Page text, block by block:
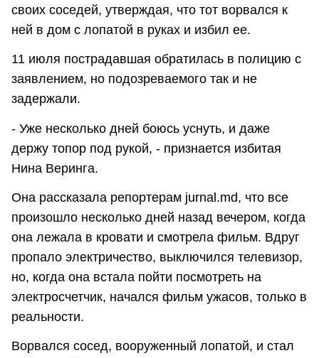
своих соседей, утверждая, что тот ворвался к
ней в дом с лопатой в руках и избил ее.
11 июля пострадавшая обратилась в полицию с
заявлением, но подозреваемого так и не
задержали.
- Уже несколько дней боюсь уснуть, и даже
держу топор под рукой, - признается избитая
Нина Веринга.
Она рассказала репортерам jurnal.md, что все
произошло несколько дней назад вечером, когда
она лежала в кровати и смотрела фильм. Вдруг
пропало электричество, выключился телевизор,
но, когда она встала пойти посмотреть на
электросчетчик, начался фильм ужасов, только в
реальности.
Ворвался сосед, вооруженный лопатой, и стал